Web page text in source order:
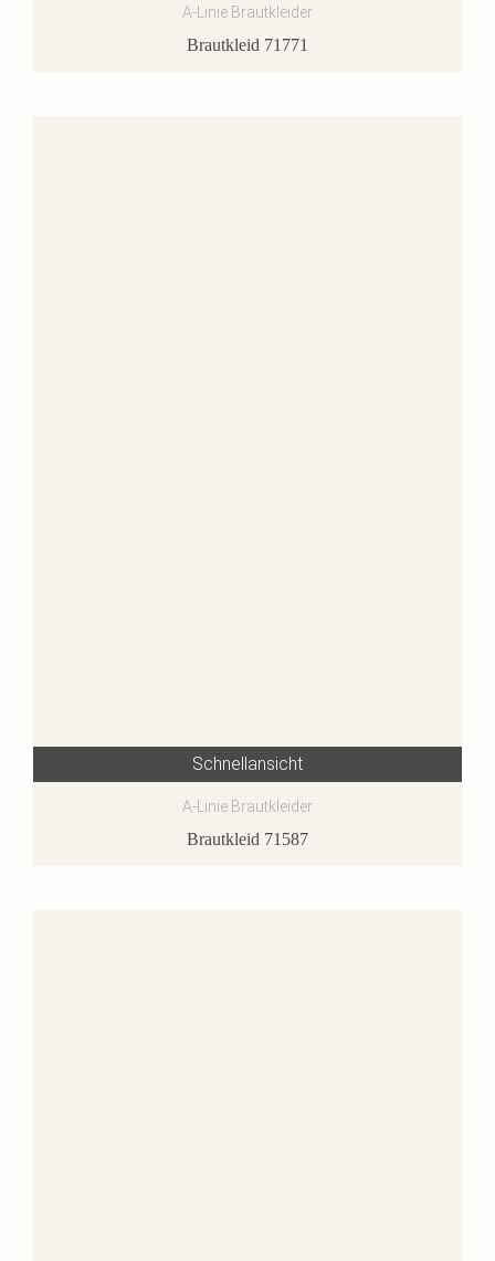
A-Linie Brautkleider
Brautkleid 71771
Schnellansicht
A-Linie Brautkleider
Brautkleid 71587